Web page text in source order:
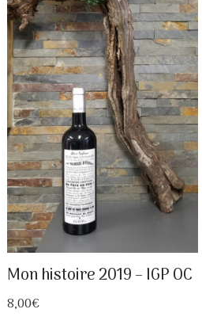
Mon histoire 2019 – IGP OC
8,00€